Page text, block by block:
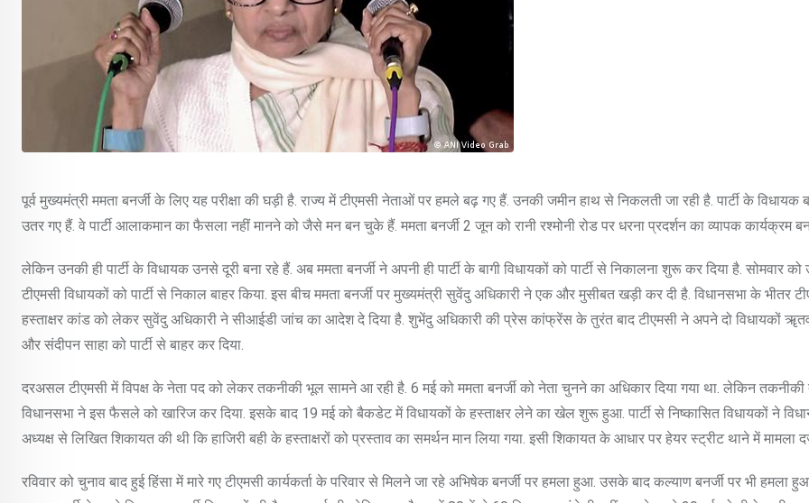
पूर्व मुख्यमंत्री ममता बनर्जी के लिए यह परीक्षा की घड़ी है. राज्य में टीएमसी नेताओं पर हमले बढ़ गए हैं. उनकी जमीन हाथ से निकलती जा रही है. पार्टी के विधायक
उतर गए हैं. वे पार्टी आलाकमान का फैसला नहीं मानने को जैसे मन बन चुके हैं. ममता बनर्जी 2 जून को रानी रश्मोनी रोड पर धरना प्रदर्शन का व्यापक कार्यक्रम
लेकिन उनकी ही पार्टी के विधायक उनसे दूरी बना रहे हैं. अब ममता बनर्जी ने अपनी ही पार्टी के बागी विधायकों को पार्टी से निकालना शुरू कर दिया है. सोमवार को
टीएमसी विधायकों को पार्टी से निकाल बाहर किया. इस बीच ममता बनर्जी पर मुख्यमंत्री सुवेंदु अधिकारी ने एक और मुसीबत खड़ी कर दी है. विधानसभा के भीतर
हस्ताक्षर कांड को लेकर सुवेंदु अधिकारी ने सीआईडी जांच का आदेश दे दिया है. शुभेंदु अधिकारी की प्रेस कांफ्रेंस के तुरंत बाद टीएमसी ने अपने दो विधायकों
और संदीपन साहा को पार्टी से बाहर कर दिया.
दरअसल टीएमसी में विपक्ष के नेता पद को लेकर तकनीकी भूल सामने आ रही है. 6 मई को ममता बनर्जी को नेता चुनने का अधिकार दिया गया था. लेकिन तकनीकी
विधानसभा ने इस फैसले को खारिज कर दिया. इसके बाद 19 मई को बैकडेट में विधायकों के हस्ताक्षर लेने का खेल शुरू हुआ. पार्टी से निष्कासित विधायकों ने
अध्यक्ष से लिखित शिकायत की थी कि हाजिरी बही के हस्ताक्षरों को प्रस्ताव का समर्थन मान लिया गया. इसी शिकायत के आधार पर हेयर स्ट्रीट थाने में मामला
रविवार को चुनाव बाद हुई हिंसा में मारे गए टीएमसी कार्यकर्ता के परिवार से मिलने जा रहे अभिषेक बनर्जी पर हमला हुआ. उसके बाद कल्याण बनर्जी पर भी हमला